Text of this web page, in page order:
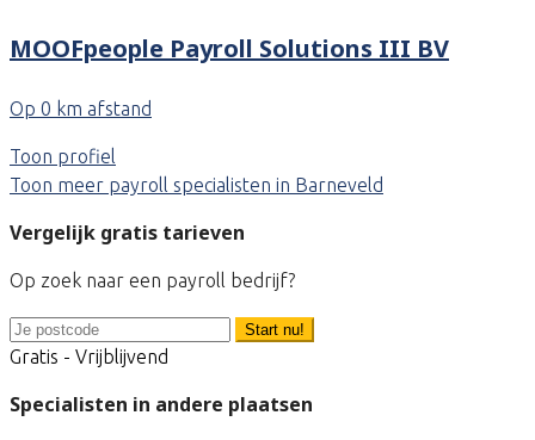
MOOFpeople Payroll Solutions III BV
Op 0 km afstand
Toon profiel
Toon meer payroll specialisten in Barneveld
Vergelijk gratis tarieven
Op zoek naar een payroll bedrijf?
Start nu!
Gratis - Vrijblijvend
Specialisten in andere plaatsen